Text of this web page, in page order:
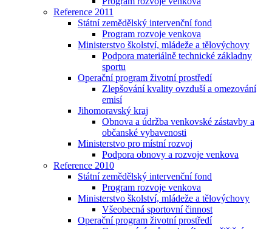
Reference 2011
Státní zemědělský intervenční fond
Program rozvoje venkova
Ministerstvo školství, mládeže a tělovýchovy
Podpora materiálně technické základny
sportu
Operační program životní prostředí
Zlepšování kvality ovzduší a omezování
emisí
Jihomoravský kraj
Obnova a údržba venkovské zástavby a
občanské vybavenosti
Ministerstvo pro místní rozvoj
Podpora obnovy a rozvoje venkova
Reference 2010
Státní zemědělský intervenční fond
Program rozvoje venkova
Ministerstvo školství, mládeže a tělovýchovy
Všeobecná sportovní činnost
Operační program životní prostředí